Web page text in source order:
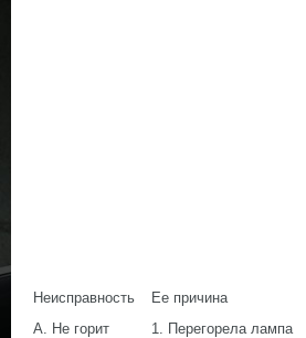
Неисправность Ее причина
А. Не горит
1. Перегорела лампа